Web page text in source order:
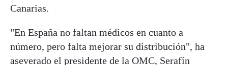
Canarias.
"En España no faltan médicos en cuanto a
número, pero falta mejorar su distribución", ha
aseverado el presidente de la OMC, Serafín